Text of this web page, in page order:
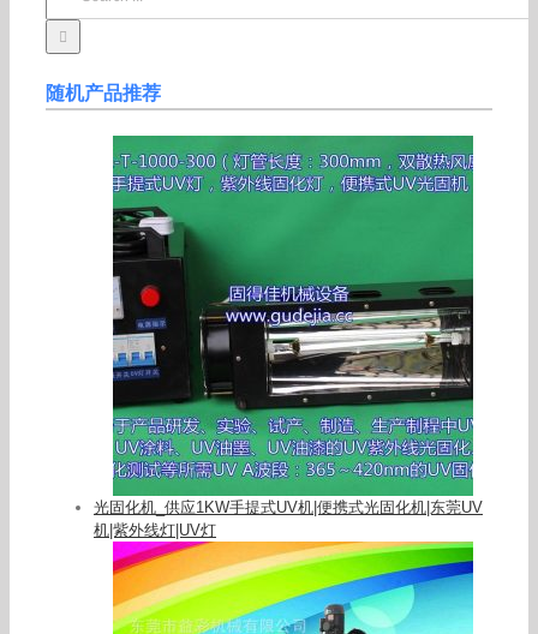
随机产品推荐
光固化机_供应1KW手提式UV机|便携式光固化机|东莞UV
机|紫外线灯|UV灯